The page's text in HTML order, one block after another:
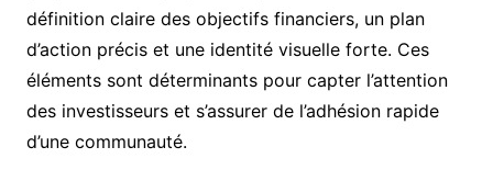
définition claire des objectifs financiers, un plan
d’action précis et une identité visuelle forte. Ces
éléments sont déterminants pour capter l’attention
des investisseurs et s’assurer de l’adhésion rapide
d’une communauté.